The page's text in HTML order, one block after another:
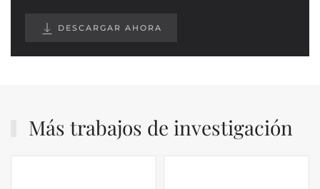
DESCARGAR AHORA
Más trabajos de investigación